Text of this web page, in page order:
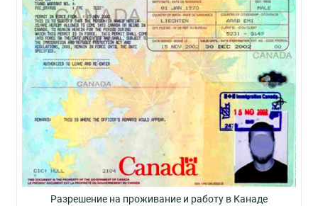
Разрешение на проживание и работу в Канаде